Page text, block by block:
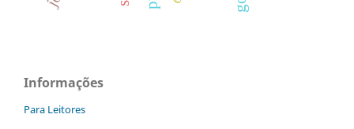
Informações
Para Leitores